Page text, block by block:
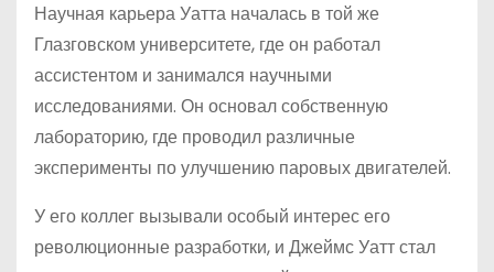
Научная карьера Уатта началась в той же
Глазговском университете, где он работал
ассистентом и занимался научными
исследованиями. Он основал собственную
лабораторию, где проводил различные
эксперименты по улучшению паровых двигателей.
У его коллег вызывали особый интерес его
революционные разработки, и Джеймс Уатт стал